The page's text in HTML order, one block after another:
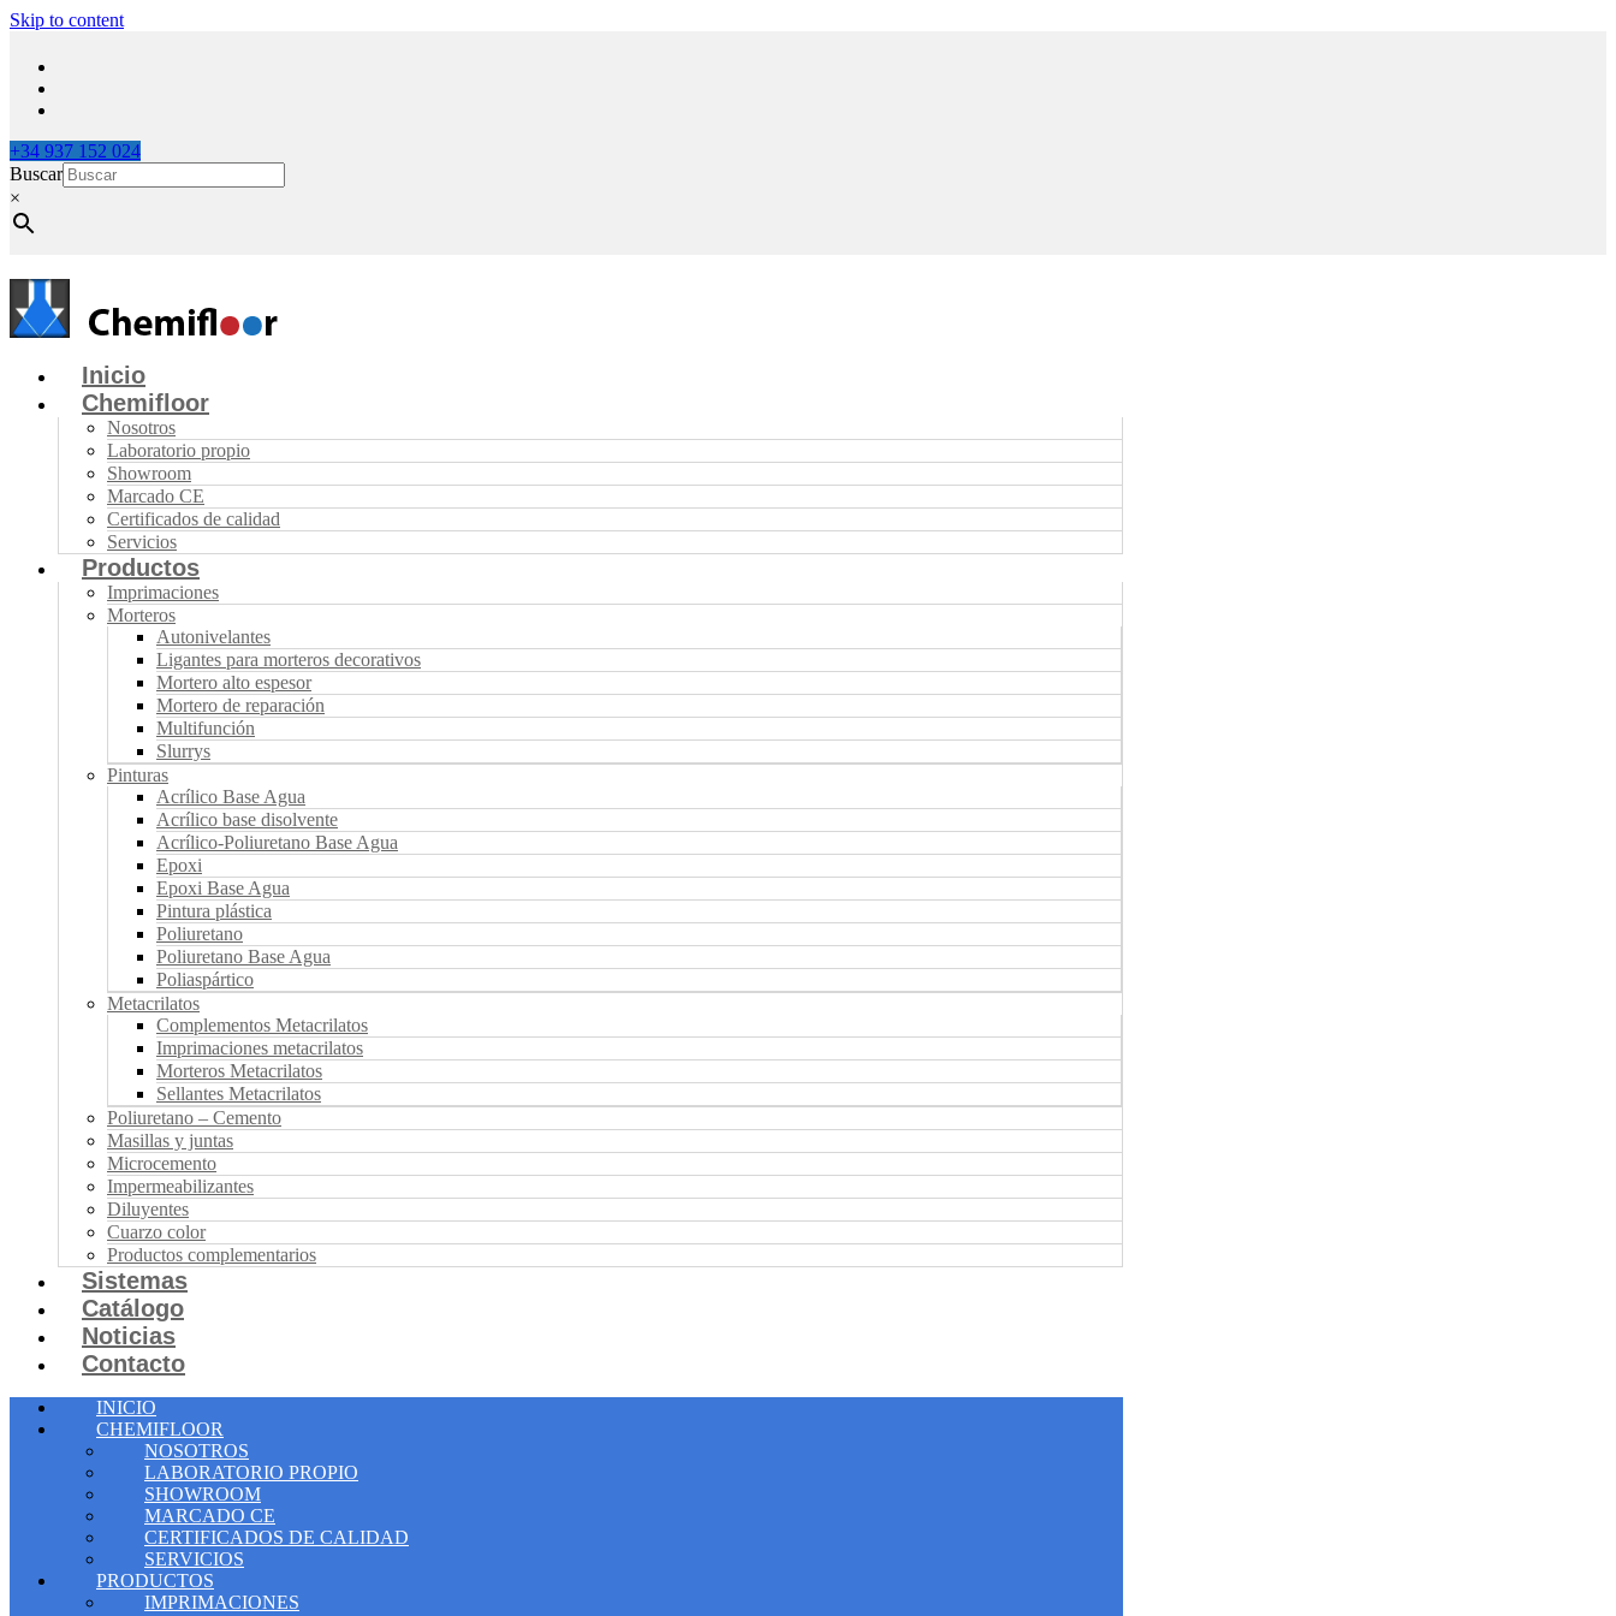
Skip to content
+34 937 152 024
Buscar
×
Inicio
Chemifloor
Nosotros
Laboratorio propio
Showroom
Marcado CE
Certificados de calidad
Servicios
Productos
Imprimaciones
Morteros
Autonivelantes
Ligantes para morteros decorativos
Mortero alto espesor
Mortero de reparación
Multifunción
Slurrys
Pinturas
Acrílico Base Agua
Acrílico base disolvente
Acrílico-Poliuretano Base Agua
Epoxi
Epoxi Base Agua
Pintura plástica
Poliuretano
Poliuretano Base Agua
Poliaspártico
Metacrilatos
Complementos Metacrilatos
Imprimaciones metacrilatos
Morteros Metacrilatos
Sellantes Metacrilatos
Poliuretano – Cemento
Masillas y juntas
Microcemento
Impermeabilizantes
Diluyentes
Cuarzo color
Productos complementarios
Sistemas
Catálogo
Noticias
Contacto
INICIO
CHEMIFLOOR
NOSOTROS
LABORATORIO PROPIO
SHOWROOM
MARCADO CE
CERTIFICADOS DE CALIDAD
SERVICIOS
PRODUCTOS
IMPRIMACIONES